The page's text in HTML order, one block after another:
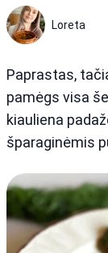
Loreta
Paprastas,
pamėgs visa
kiauliena
šparaginėmis